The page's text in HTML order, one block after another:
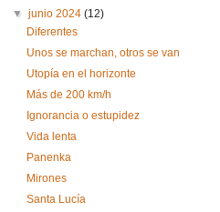
▼junio 2024(12)
Diferentes
Unos se marchan, otros se van
Utopía en el horizonte
Más de 200 km/h
Ignorancia o estupidez
Vida lenta
Panenka
Mirones
Santa Lucía